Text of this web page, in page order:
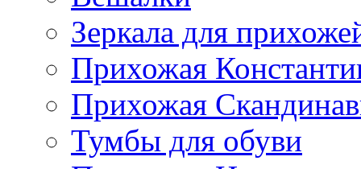
Зеркала для
Прихожая
Прихожая
Тумбы для обуви